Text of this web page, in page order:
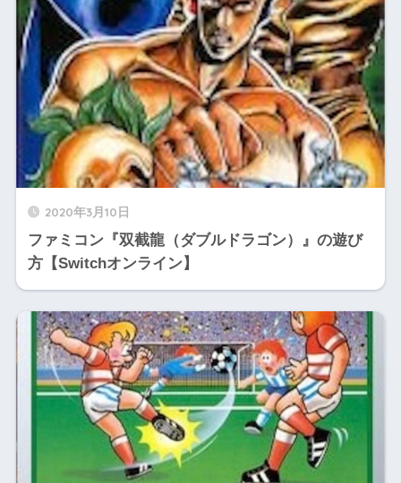
2020年3月10日
ファミコン『双截龍（ダブルドラゴン）』の遊び
方【Switchオンライン】